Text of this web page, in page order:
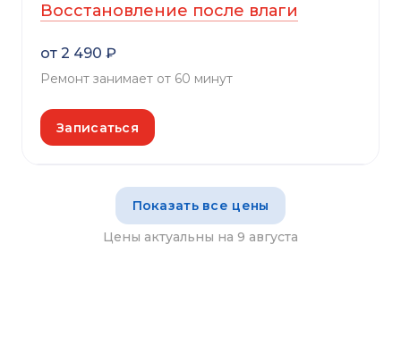
Восстановление после влаги
от 2 490 ₽
Ремонт занимает от 60 минут
Записаться
Показать все цены
Цены актуальны на 9 августа